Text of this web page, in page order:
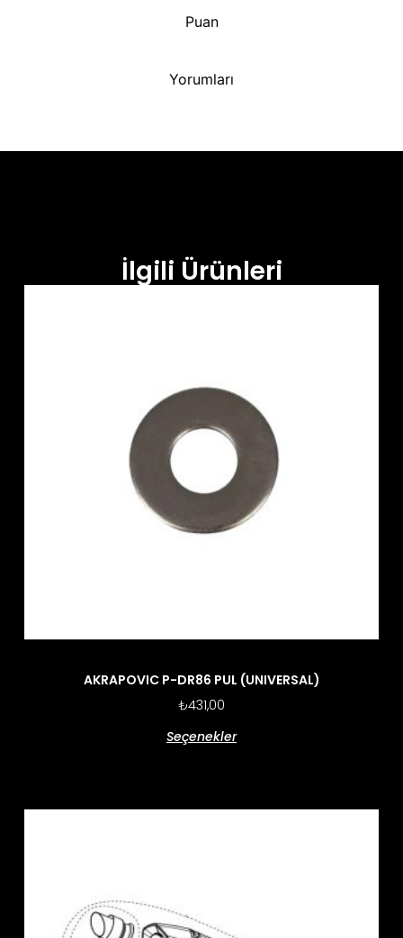
Puan
Yorumları
İlgili Ürünleri
AKRAPOVIC P-DR86 PUL (UNIVERSAL)
₺431,00
Seçenekler